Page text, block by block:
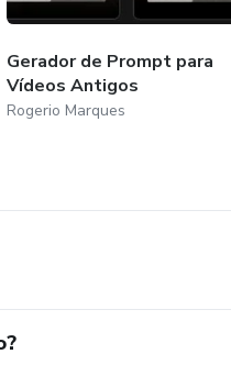
Gerador de Prompt para
Vídeos Antigos
Rogerio Marques